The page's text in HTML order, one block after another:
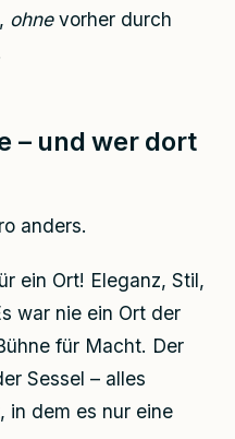
ohnevorher durch
– und wer dort
anders.
ein Ort! Eleganz, Stil,
war nie ein Ort der
für Macht. Der
Sessel – alles
in dem es nur eine